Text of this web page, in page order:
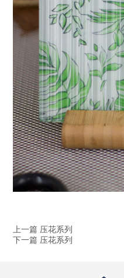
上一篇 压花系列
下一篇 压花系列